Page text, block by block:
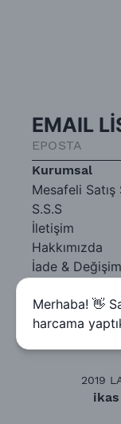
Kurumsal
Mesafeli
S.S.S
İletişim
Hakkımızda
İade & Değişim
EMAIL
2019
ikas
Merhaba! 👋
harcama